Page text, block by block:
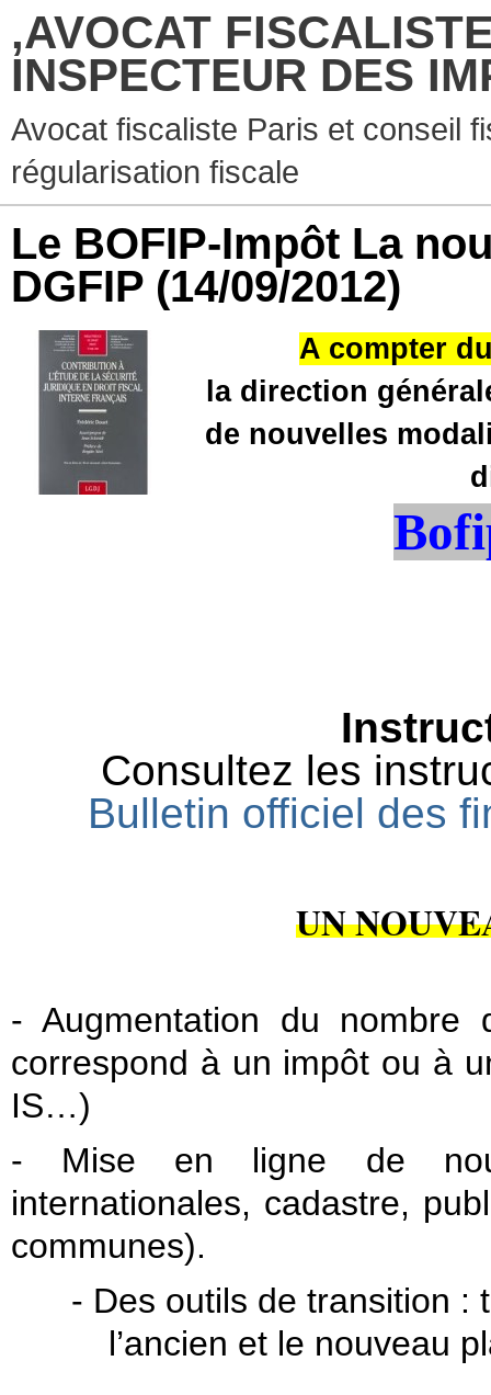
,AVOCAT
INSPECTEUR DES
Avocat fiscaliste Paris et conseil
régularisation fiscale
Le BOFIP-Impôt La
DGFIP (14/09/2012)
A compter
la direction
de nouvelles
Consultez les
Bulletin officiel des
UN
- Augmentation du
correspond à un impôt ou à
IS…)
- Mise en ligne de
internationales, cadastre,
communes).
- Des outils de transition :
l’ancien et le nouveau